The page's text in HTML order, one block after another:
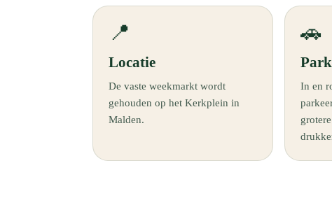
📍
Locatie
De vaste weekmarkt wordt
gehouden op het Kerkplein in
Malden.
🚗
In en